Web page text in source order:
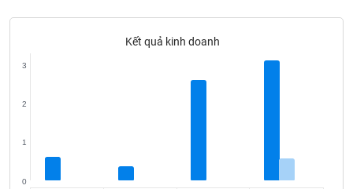
Kết quả kinh doanh
0
1
2
3
SỨC